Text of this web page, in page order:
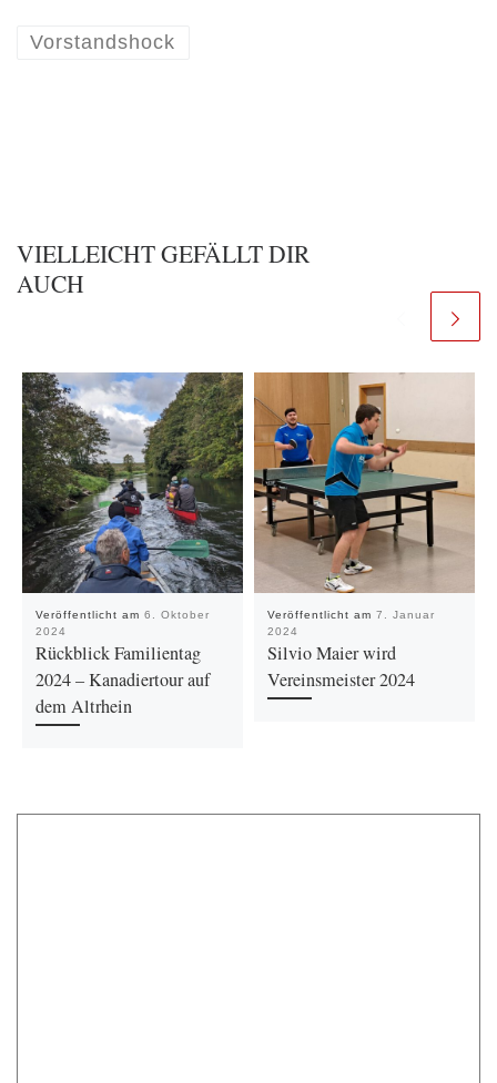
Vorstandshock
VIELLEICHT GEFÄLLT DIR
AUCH
Veröffentlicht am 6. Oktober
2024
Rückblick Familientag
2024 – Kanadiertour auf
dem Altrhein
Veröffentlicht am 7. Januar
2024
Silvio Maier wird
Vereinsmeister 2024